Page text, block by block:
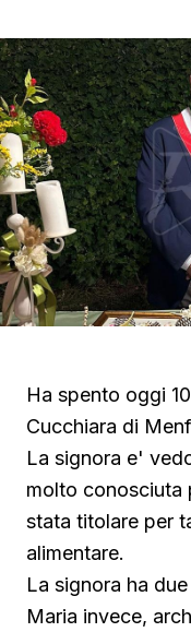
Ha spento oggi
Cucchiara di
La signora e'
molto conosciuta
stata titolare per
alimentare.
La signora ha
Maria invece,